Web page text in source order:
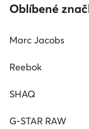
Oblíbené
Marc Jacobs
Reebok
SHAQ
G-STAR RAW